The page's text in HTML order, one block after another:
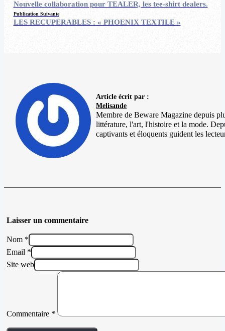
Nouvelle collaboration pour TEALER, les tee-shirt dealers.
Publication Suivante
LES RECUPERABLES : « PHOENIX TEXTILE »
Article écrit par :
Melisande
Membre de Beware Magazine depuis
littérature, l'art, l'histoire et la mode.
captivants et éloquents guident les
Laisser un commentaire
Nom *
Email *
Site web
Commentaire *